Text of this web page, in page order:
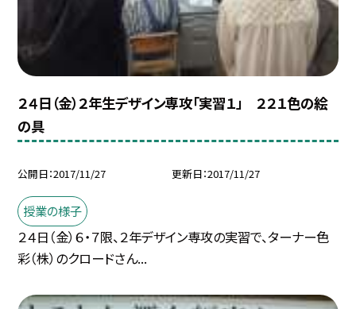
２４日（金）２年生デザイン専攻「実習１」 ２２１色の絵
の具
公開日 2017/11/27 更新日 2017/11/27
授業の様子
２４日（金）６・７限、２年デザイン専攻の実習で、ターナー色
彩（株）のクロードさん...